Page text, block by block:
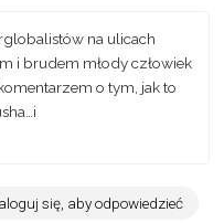
na ulicach
i brudem młody człowiek
o tym, jak to
się, aby odpowiedzieć